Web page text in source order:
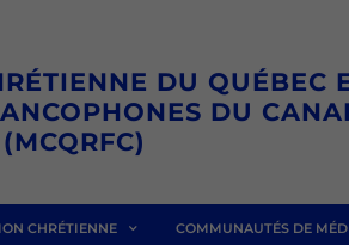
DU QUÉBEC
DU
(MCQRFC)
CHRÉTIENNE COMMUNAUTÉS DE